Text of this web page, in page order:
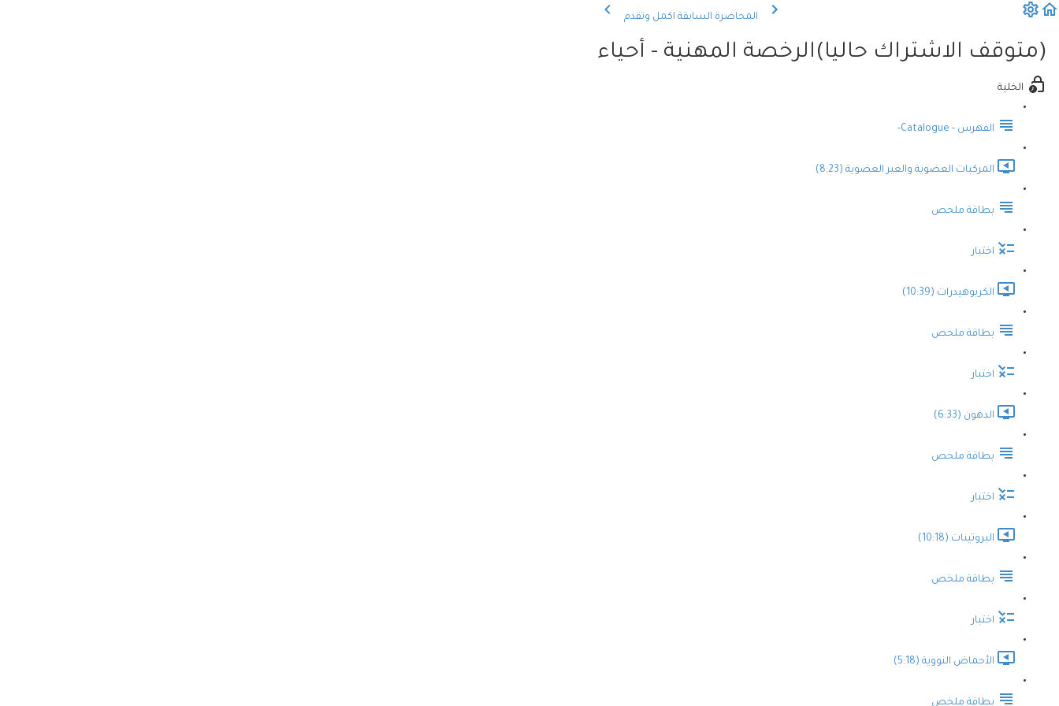
المحاضرة السابقة اكمل وتقدم
(متوقف الاشتراك حاليا)الرخصة المهنية - أحياء
الخلية
الفهرس - Catalogue-
المركبات العضوية والغير العضوية (8:23)
بطاقة ملخص
اختبار
الكربوهيدرات (10:39)
بطاقة ملخص
اختبار
الدهون (6:33)
بطاقة ملخص
اختبار
البروتينات (10:18)
بطاقة ملخص
اختبار
الأحماض النووية (5:18)
بطاقة ملخص